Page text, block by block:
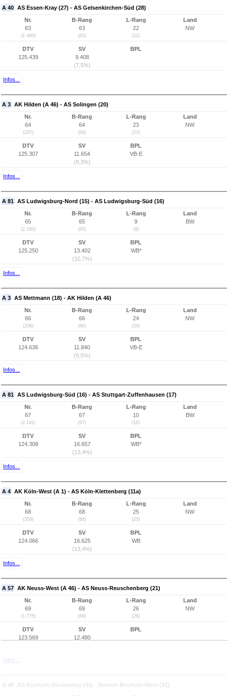
A 40 AS Essen-Kray (27) - AS Gelsenkirchen-Süd (28)
Nr.
63
(1.480)
B-Rang
63
(63)
L-Rang
22
(22)
Land
NW
DTV
125.439
SV
9.408
(7,5%)
BPL
Infos...
A 3 AK Hilden (A 46) - AS Solingen (20)
Nr.
64
(237)
B-Rang
64
(64)
L-Rang
23
(23)
Land
NW
DTV
125.307
SV
11.654
(9,3%)
BPL
VB-E
Infos...
A 81 AS Ludwigsburg-Nord (15) - AS Ludwigsburg-Süd (16)
Nr.
65
(2.160)
B-Rang
65
(65)
L-Rang
9
(9)
Land
BW
DTV
125.250
SV
13.402
(10,7%)
BPL
WB*
Infos...
A 3 AS Mettmann (18) - AK Hilden (A 46)
Nr.
66
(236)
B-Rang
66
(66)
L-Rang
24
(24)
Land
NW
DTV
124.636
SV
11.840
(9,5%)
BPL
VB-E
Infos...
A 81 AS Ludwigsburg-Süd (16) - AS Stuttgart-Zuffenhausen (17)
Nr.
67
(2.161)
B-Rang
67
(67)
L-Rang
10
(10)
Land
BW
DTV
124.308
SV
16.657
(13,4%)
BPL
WB*
Infos...
A 4 AK Köln-West (A 1) - AS Köln-Klettenberg (11a)
Nr.
68
(359)
B-Rang
68
(68)
L-Rang
25
(25)
Land
NW
DTV
124.066
SV
16.625
(13,4%)
BPL
WB
Infos...
A 57 AK Neuss-West (A 46) - AS Neuss-Reuschenberg (21)
Nr.
69
(1.775)
B-Rang
69
(69)
L-Rang
26
(26)
Land
NW
DTV
123.569
SV
12.480
BPL
Infos...
A 40 AS Bochum-Dückerweg (31) - Dreieck Bochum-West (32)